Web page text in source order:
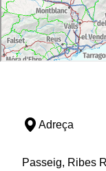
Adreça
Passeig, Ribes